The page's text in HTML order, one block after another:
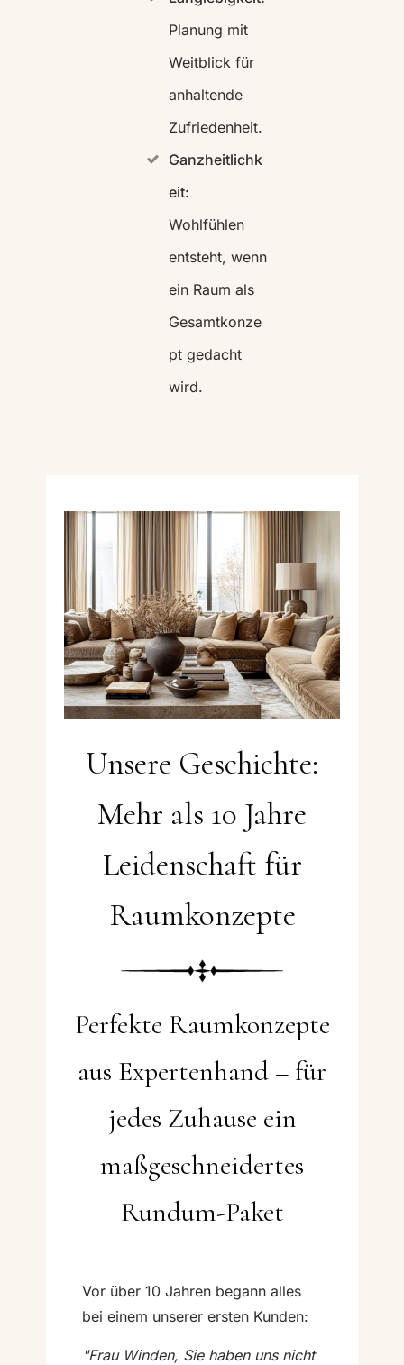
Planung mit
Weitblick für
anhaltende
Zufriedenheit.
Ganzheitlichk
eit:
Wohlfühlen
entsteht, wenn
ein Raum als
Gesamtkonze
pt gedacht
wird.
Unsere Geschichte:
Mehr als 10 Jahre
Leidenschaft für
Raumkonzepte
Perfekte Raumkonzepte
aus Expertenhand – für
jedes Zuhause ein
maßgeschneidertes
Rundum-Paket
Vor über 10 Jahren begann alles
bei einem unserer ersten Kunden:
"Frau Winden, Sie haben uns nicht